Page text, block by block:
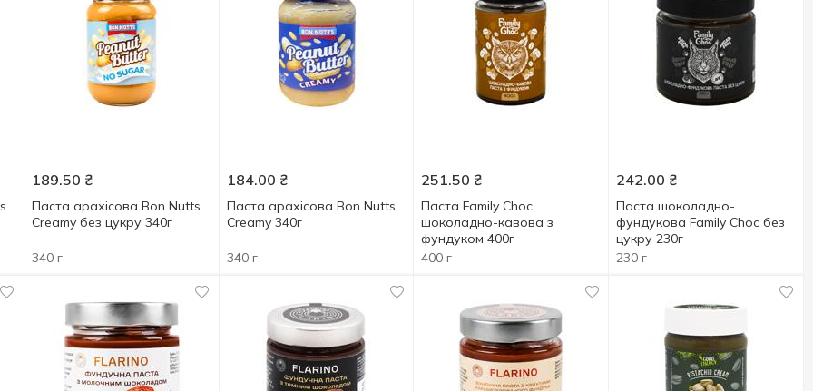
189.50 ₴
Паста арахісова Bon Nutts
Creamy без цукру 340г
340 г
184.00 ₴
Паста арахісова Bon Nutts
Creamy 340г
340 г
251.50 ₴
Паста Family Choc
шоколадно-кавова з
фундуком 400г
400 г
242.00 ₴
Паста шоколадно-
фундукова Family Choc без
цукру 230г
230 г